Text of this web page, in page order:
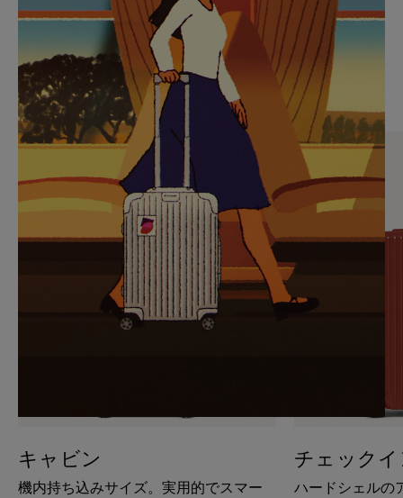
PLEASE
PRESS
TO
PAUSE
IT
PLEASE
PRESS
TO
UNMUTE
IT
厳選されたギフトセレクション
あらゆる旅に寄り添う究極の
パートナーを見つけましょう
キャビン
機内持ち込みサイズ。実用的でスマー
チェック
ハードシェルの